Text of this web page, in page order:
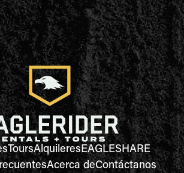
ToursAlquileresEAGLESHARE
Acerca deContáctanos